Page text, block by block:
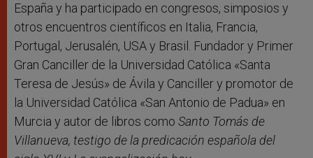
España y ha participado en congresos, simposios y
otros encuentros científicos en Italia, Francia,
Portugal, Jerusalén, USA y Brasil. Fundador y Primer
Gran Canciller de la Universidad Católica «Santa
Teresa de Jesús» de Ávila y Canciller y promotor de
la Universidad Católica «San Antonio de Padua» en
Murcia y autor de libros como Santo Tomás de
Villanueva, testigo de la predicación española del